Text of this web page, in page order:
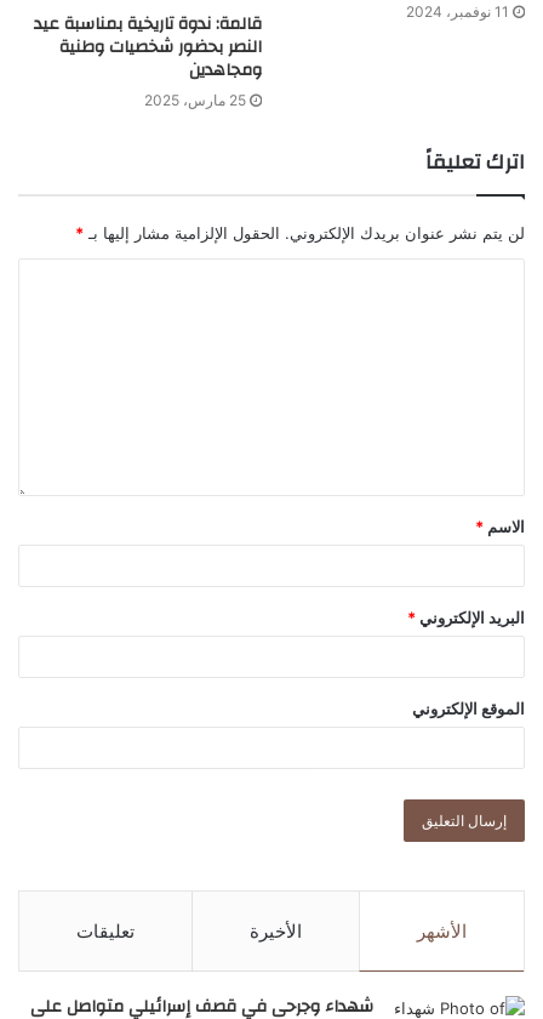
11 نوفمبر، 2024 قالمة: ندوة تاريخية بمناسبة عيد
النصر بحضور شخصيات وطنية
ومجاهدين
25 مارس، 2025
اترك تعليقاً
لن يتم نشر عنوان بريدك الإلكتروني. الحقول الإلزامية مشار إليها بـ *
الاسم *
البريد الإلكتروني *
الموقع الإلكتروني
الأشهر الأخيرة تعليقات
شهداء وجرحى في قصف إسرائيلي متواصل على